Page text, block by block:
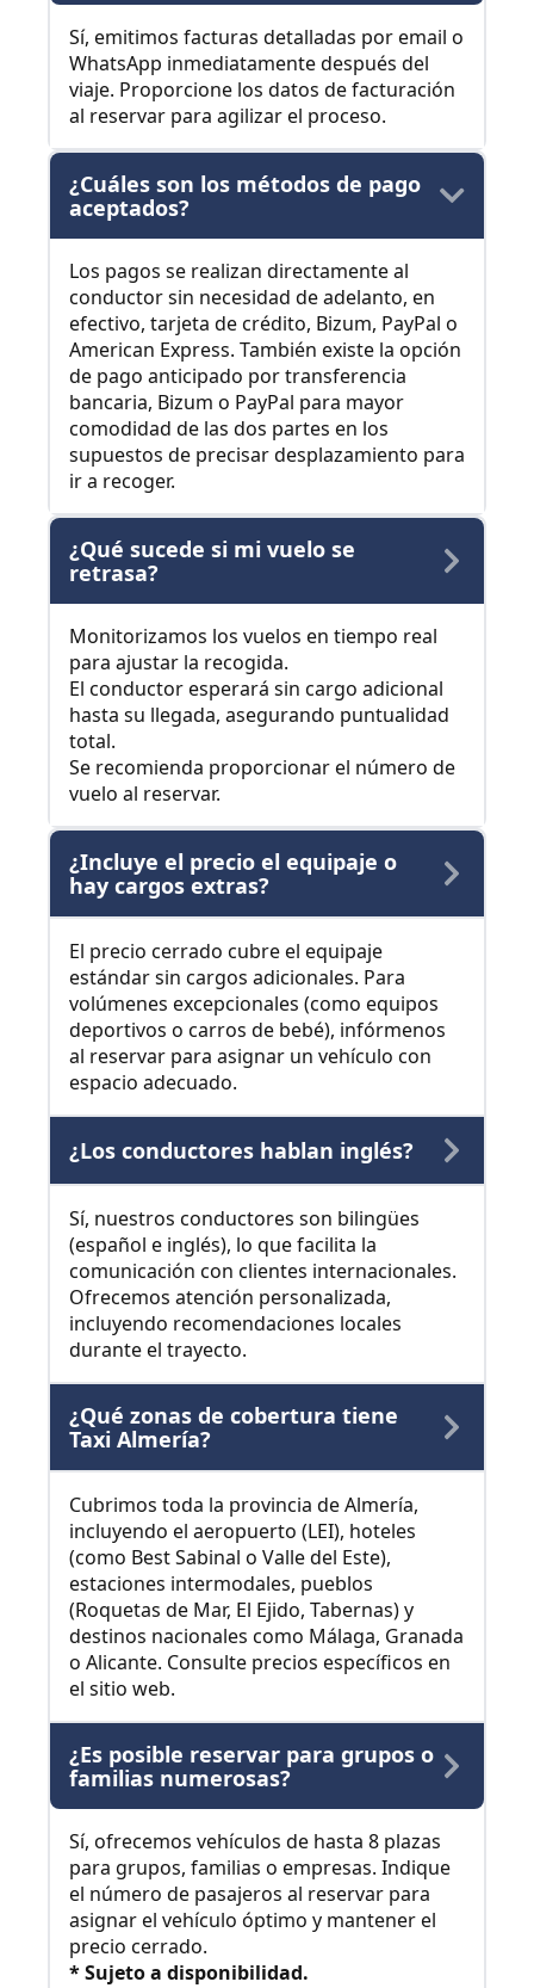
Sí, emitimos facturas detalladas por email o
WhatsApp inmediatamente después del
viaje. Proporcione los datos de facturación
al reservar para agilizar el proceso.
¿Cuáles son los métodos de pago
aceptados?
Los pagos se realizan directamente al
conductor sin necesidad de adelanto, en
efectivo, tarjeta de crédito, Bizum, PayPal o
American Express. También existe la opción
de pago anticipado por transferencia
bancaria, Bizum o PayPal para mayor
comodidad de las dos partes en los
supuestos de precisar desplazamiento para
ir a recoger.
¿Qué sucede si mi vuelo se
retrasa?
Monitorizamos los vuelos en tiempo real
para ajustar la recogida.
El conductor esperará sin cargo adicional
hasta su llegada, asegurando puntualidad
total.
Se recomienda proporcionar el número de
vuelo al reservar.
¿Incluye el precio el equipaje o
hay cargos extras?
El precio cerrado cubre el equipaje
estándar sin cargos adicionales. Para
volúmenes excepcionales (como equipos
deportivos o carros de bebé), infórmenos
al reservar para asignar un vehículo con
espacio adecuado.
¿Los conductores hablan inglés?
Sí, nuestros conductores son bilingües
(español e inglés), lo que facilita la
comunicación con clientes internacionales.
Ofrecemos atención personalizada,
incluyendo recomendaciones locales
durante el trayecto.
¿Qué zonas de cobertura tiene
Taxi Almería?
Cubrimos toda la provincia de Almería,
incluyendo el aeropuerto (LEI), hoteles
(como Best Sabinal o Valle del Este),
estaciones intermodales, pueblos
(Roquetas de Mar, El Ejido, Tabernas) y
destinos nacionales como Málaga, Granada
o Alicante. Consulte precios específicos en
el sitio web.
¿Es posible reservar para grupos o
familias numerosas?
Sí, ofrecemos vehículos de hasta 8 plazas
para grupos, familias o empresas. Indique
el número de pasajeros al reservar para
asignar el vehículo óptimo y mantener el
precio cerrado.
* Sujeto a disponibilidad.